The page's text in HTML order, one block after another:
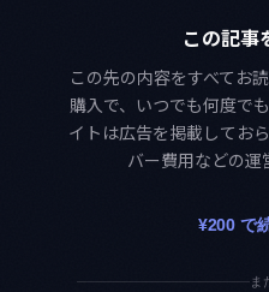
この記事
この先の内容をすべてお
購入で、いつでも何度で
イトは広告を掲載してお
バー費用などの運
¥200 で
ま